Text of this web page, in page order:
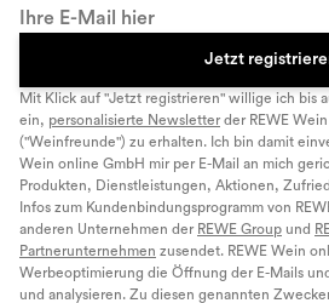
Ihre E-Mail hier
Jetzt
Mit Klick auf "Jetzt registrieren" willige ich bis
ein, personalisierte Newsletter der REWE
("Weinfreunde") zu erhalten. Ich bin damit
Wein online GmbH mir per E-Mail an mich
Produkten, Dienstleistungen, Aktionen,
Infos zum Kundenbindungsprogramm von
anderen Unternehmen der REWE Group und
Partnerunternehmen zusendet. REWE Wein
Werbeoptimierung die Öffnung der E-Mails
und analysieren. Zu diesen genannten